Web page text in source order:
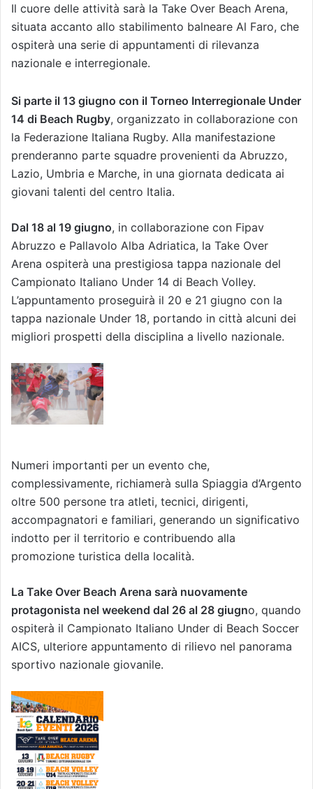
Il cuore delle attività sarà la Take Over Beach Arena,
situata accanto allo stabilimento balneare Al Faro, che
ospiterà una serie di appuntamenti di rilevanza
nazionale e interregionale.
Si parte il 13 giugno con il Torneo Interregionale Under
14 di Beach Rugby, organizzato in collaborazione con
la Federazione Italiana Rugby. Alla manifestazione
prenderanno parte squadre provenienti da Abruzzo,
Lazio, Umbria e Marche, in una giornata dedicata ai
giovani talenti del centro Italia.
Dal 18 al 19 giugno, in collaborazione con Fipav
Abruzzo e Pallavolo Alba Adriatica, la Take Over
Arena ospiterà una prestigiosa tappa nazionale del
Campionato Italiano Under 14 di Beach Volley.
L’appuntamento proseguirà il 20 e 21 giugno con la
tappa nazionale Under 18, portando in città alcuni dei
migliori prospetti della disciplina a livello nazionale.
Numeri importanti per un evento che,
complessivamente, richiamerà sulla Spiaggia d’Argento
oltre 500 persone tra atleti, tecnici, dirigenti,
accompagnatori e familiari, generando un significativo
indotto per il territorio e contribuendo alla
promozione turistica della località.
La Take Over Beach Arena sarà nuovamente
protagonista nel weekend dal 26 al 28 giugno, quando
ospiterà il Campionato Italiano Under di Beach Soccer
AICS, ulteriore appuntamento di rilievo nel panorama
sportivo nazionale giovanile.